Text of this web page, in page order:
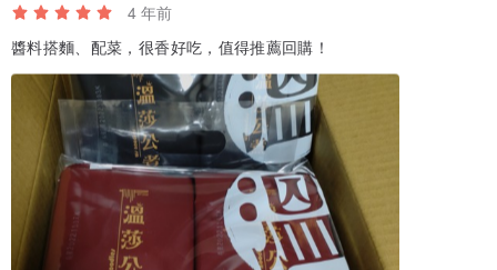
4 年前
醬料搭麵、配菜，很香好吃，值得推薦回購！